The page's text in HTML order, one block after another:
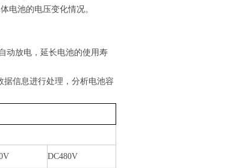
电池的电压变化情况。
动放电，延长电池的使用寿
信息进行处理，分析电池容
DC480V